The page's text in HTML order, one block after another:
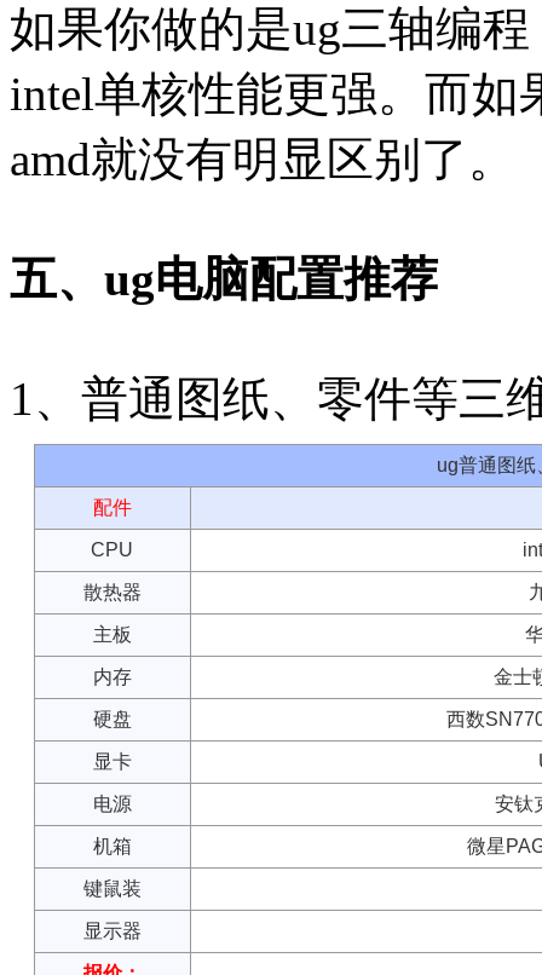
如果你做的是ug三轴编
intel单核性能更强。而如
amd就没有明显区别了。
五、ug电脑配置推荐
1、普通图纸、零件等三
ug普通图纸
配件
CPU
散热器
主板
内存 金士
硬盘 西数
显卡
电源 安钛
机箱 微星
键鼠装
显示器